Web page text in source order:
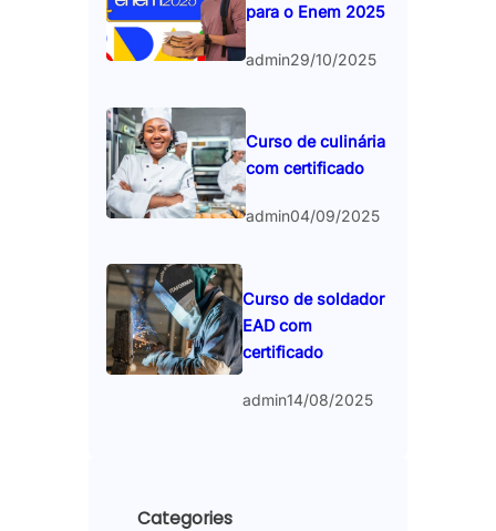
para o Enem 2025
admin29/10/2025
Curso de culinária
com certificado
admin04/09/2025
Curso de soldador
EAD com
certificado
admin14/08/2025
Categories